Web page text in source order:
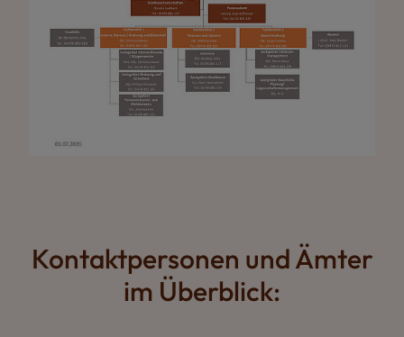
Kontaktpersonen und Ämter
im Überblick: